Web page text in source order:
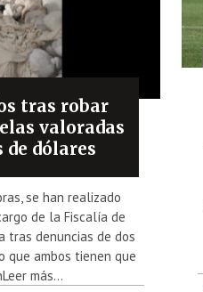
tras robar
valoradas
de dólares
se han realizado
de la Fiscalía de
tras denuncias de dos
que ambos tienen que
más...